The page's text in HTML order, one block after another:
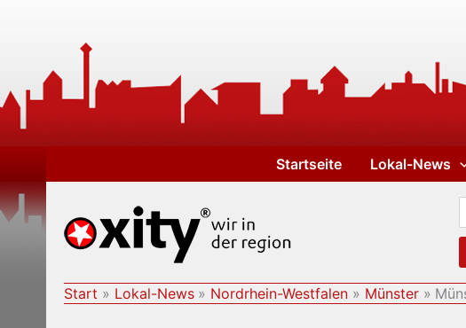
Startseite Lokal-News
Start Lokal-News Nordrhein-Westfalen Münster